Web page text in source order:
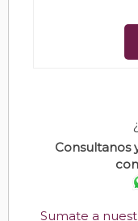
Consultanos
Sumate a